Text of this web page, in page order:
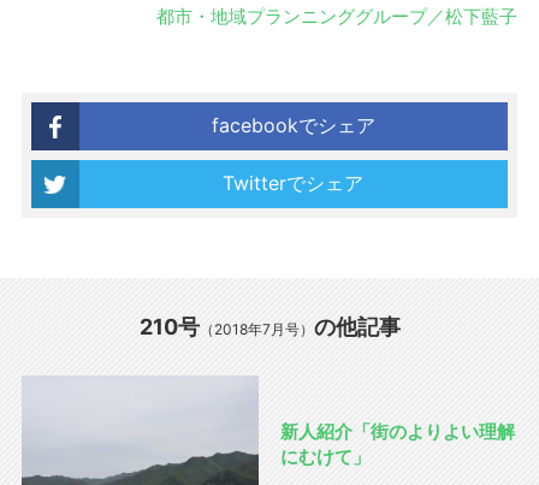
都市・地域プランニンググループ／松下藍子
facebookでシェア
Twitterでシェア
210号（2018年7月号） の他記事
新人紹介「街のよりよい理解
にむけて」